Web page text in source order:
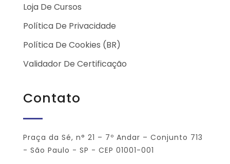
Loja De Cursos
Política De Privacidade
Política De Cookies (BR)
Validador De Certificação
Contato
Praça da Sé, n° 21 – 7º Andar – Conjunto 713
- São Paulo - SP - CEP 01001-001